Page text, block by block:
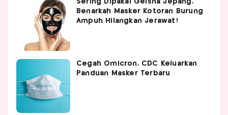
Sering Dipakai Geisha Jepang,
Benarkah Masker Kotoran Burung
Ampuh Hilangkan Jerawat?
Cegah Omicron, CDC Keluarkan
Panduan Masker Terbaru